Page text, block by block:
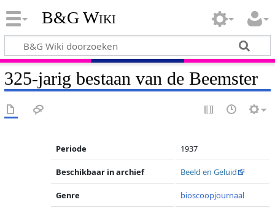
B&G Wiki
325-jarig bestaan van de Beemster
Periode 1937
Beschikbaar in archief Beeld en Geluid
Genre bioscoopjournaal